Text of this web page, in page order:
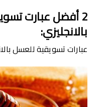
2أفضل عبارت
بالانجليزي:
عبارات تسويقية للعسل